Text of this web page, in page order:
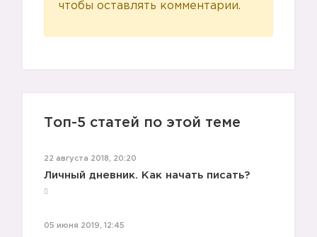
чтобы оставлять комментарии.
Топ-5 статей по этой теме
22 августа 2018, 20:20
Личный дневник. Как начать писать?
05 июня 2019, 12:45